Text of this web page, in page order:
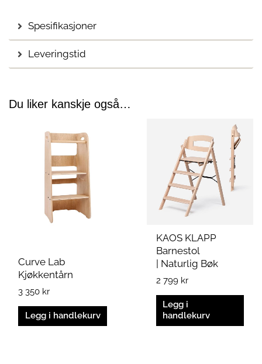
Spesifikasjoner
Leveringstid
Du liker kanskje også…
Curve Lab
Kjøkkentårn
3 350 kr
Legg i handlekurv
KAOS KLAPP
Barnestol
| Naturlig Bøk
2 799 kr
Legg i
handlekurv